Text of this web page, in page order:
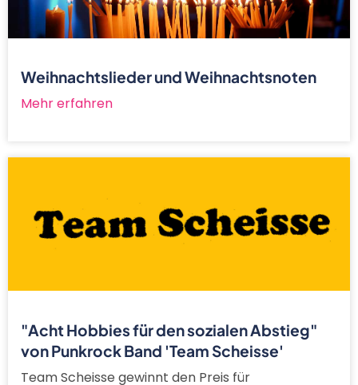
Weihnachtslieder und Weihnachtsnoten
Mehr erfahren
"Acht Hobbies für den sozialen Abstieg"
von Punkrock Band 'Team Scheisse'
Team Scheisse gewinnt den Preis für